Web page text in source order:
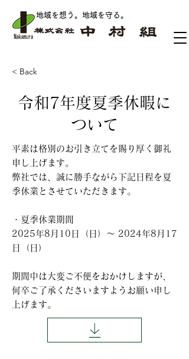
地域を想う。地域を守る 。
< Back
令和7年度夏季休暇に
ついて
平素は格別のお引き立てを賜り厚く御礼
申し上げます。
弊社では、誠に勝手ながら下記日程を夏
季休業とさせていただきます。
・夏季休業期間
2025年8月10日（日）～ 2024年8月17
日（日）
期間中は大変ご不便をおかけしますが、
何卒ご了承くださいますようお願い申し
上げます。